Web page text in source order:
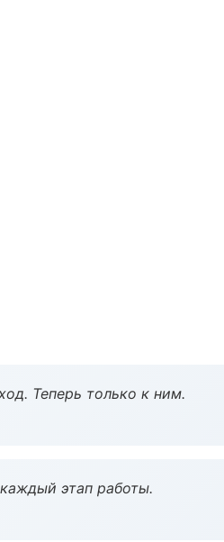
Теперь только к ним.
этап работы.